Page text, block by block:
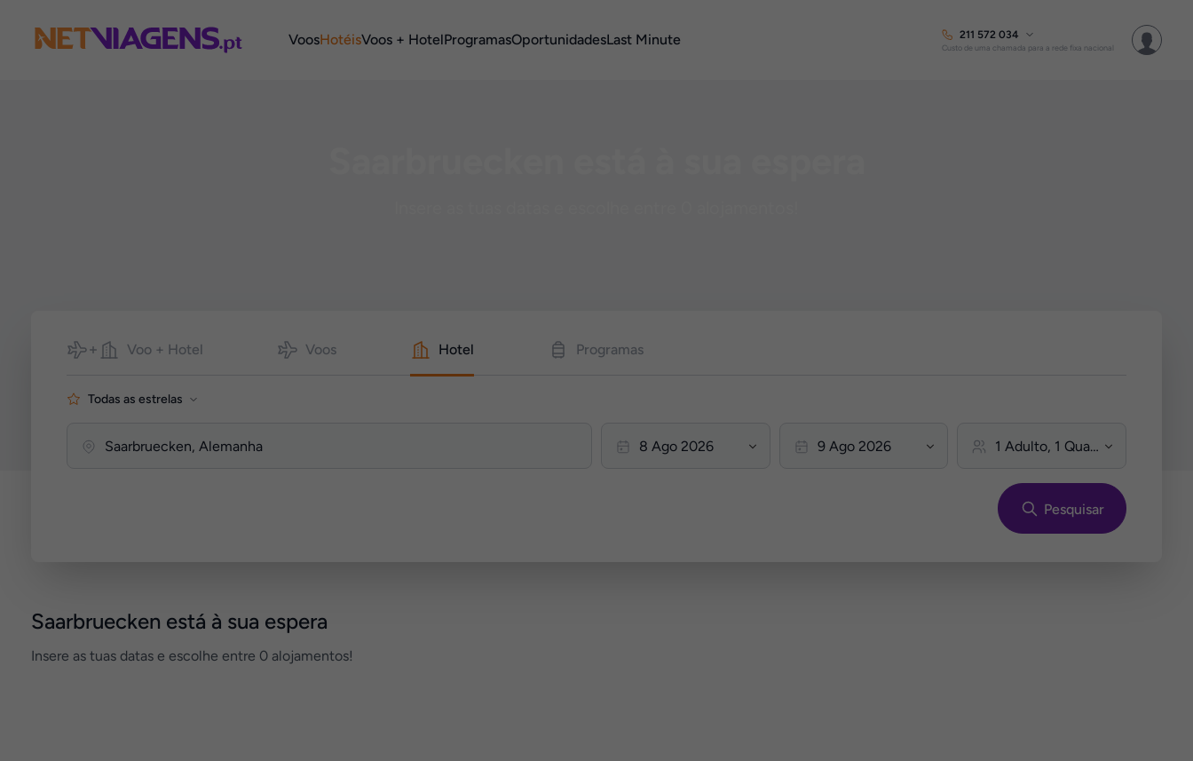
VoosHotéisVoos + HotelProgramasOportunidadesLast Minute 211 572 034
Custo de uma chamada para a rede fixa nacional
PesquisarVoo + Hotel Voos Hotel Programas
Todas as estrelas
Pesquisar
Saarbruecken está à sua espera
Insere as tuas datas e escolhe entre 0 alojamentos!